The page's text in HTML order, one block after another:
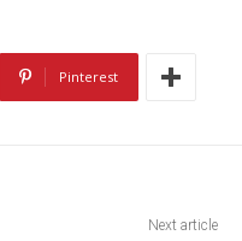
Pinterest
Next article